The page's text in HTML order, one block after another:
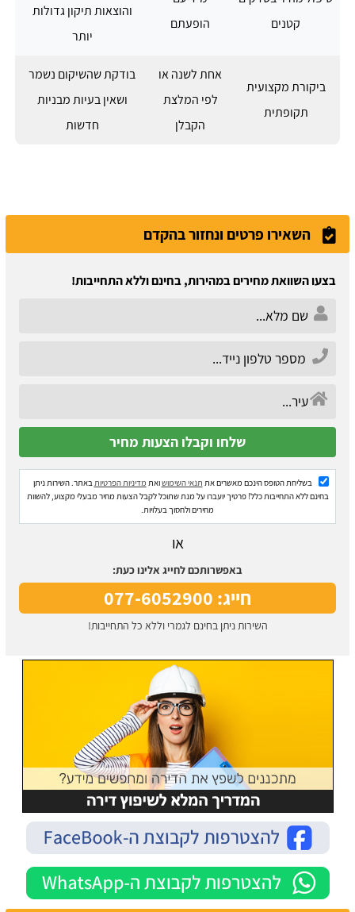
קטנים
הופעתם
והוצאות תיקון גדולות
יותר
ביקורת מקצועית
תקופתית
אחת לשנה או
לפי המלצת
הקבלן
בודקת שהשיקום נשמר
ושאין בעיות מבניות
חדשות
השאירו פרטים ונחזור בהקדם
בצעו השוואת מחירים במהירות, בחינם וללא התחייבות!
בשליחת הטופס הינכם מאשרים את תנאי השימושואת מדיניות הפרטיות באתר. השירות ניתן
בחינם ללא התחייבות כלל! פרטיך יועברו על מנת שתוכל לקבל הצעות מחיר מבעלי מקצוע, להשוות
מחירים ולחסוך בעלויות.
או
באפשרותכם לחייג אלינו כעת:
חייג: 077-6052900
השירות ניתן בחינם לגמרי וללא כל התחייבות!